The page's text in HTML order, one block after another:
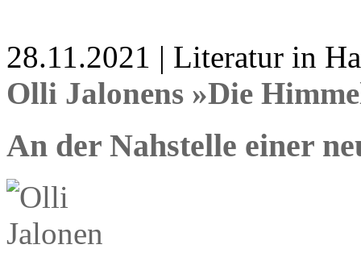
28.11.2021 | Literatur in
Olli Jalonens »Die
An der Nahstelle einer